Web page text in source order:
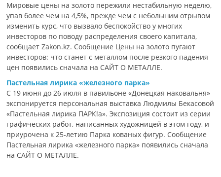
Мировые цены на золото пережили нестабильную неделю,
упав более чем на 4,5%, прежде чем с небольшим отрывом
изменить курс, что вызвало беспокойство у многих
инвесторов по поводу распределения своего капитала,
сообщает Zakon.kz. Сообщение Цены на золото пугают
инвесторов: что станет с металлом после резкого падения
цен появились сначала на САЙТ О МЕТАЛЛЕ.
Пастельная лирика «железного парка»
С 19 июня до 26 июля в павильоне «Донецкая наковальня»
экспонируется персональная выставка Людмилы Бекасовой
«Пастельная лирика ПАРК!а». Экспозиция состоит из серии
графических работ, написанных художницей в этом году, и
приурочена к 25-летию Парка кованых фигур. Сообщение
Пастельная лирика «железного парка» появились сначала
на САЙТ О МЕТАЛЛЕ.